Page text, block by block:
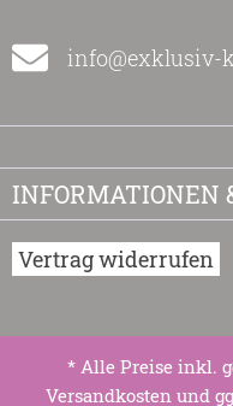
info@exklusiv-
INFORMATIONEN
Vertrag widerrufen
* Alle Preise inkl.
Versandkostenund